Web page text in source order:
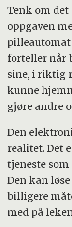
Tenk om det
oppgaven
pilleautomat
forteller når
sine, i riktig
kunne
gjøre andre
Den
realitet. Det
tjeneste
Den kan
billigere
med på